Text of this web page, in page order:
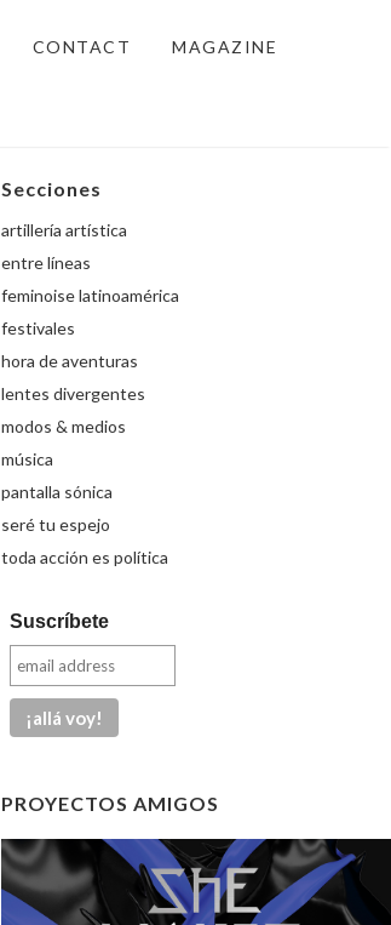
CONTACT MAGAZINE
Secciones
artillería artística
entre líneas
feminoise latinoamérica
festivales
hora de aventuras
lentes divergentes
modos & medios
música
pantalla sónica
seré tu espejo
toda acción es política
Suscríbete
PROYECTOS AMIGOS